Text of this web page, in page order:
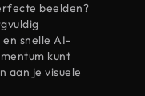
beelden?
snelle AI-
kunt
aan je visuele